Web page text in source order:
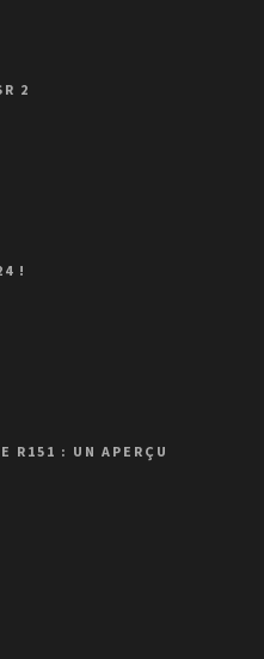
2
!
R151 : UN APERÇU